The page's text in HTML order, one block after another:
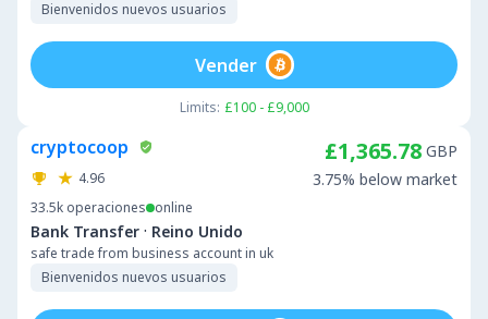
Bienvenidos nuevos usuarios
Limits: £100 - £9,000
Vender
cryptocoop
4.96
33.5k operaciones online
Bank Transfer · Reino Unido
safe trade from business account in uk
Bienvenidos nuevos usuarios
£1,365.78 GBP
3.75% below market